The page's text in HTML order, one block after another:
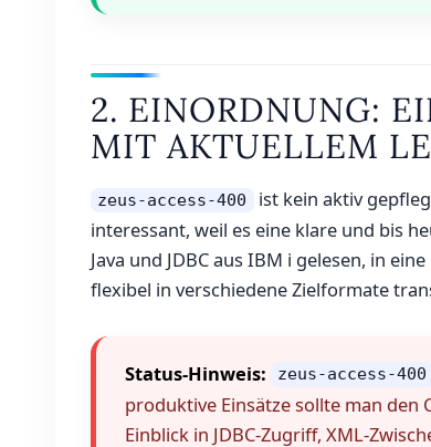
2. EINORDNUNG:
MIT AKTUELLEM
zeus-access-400
ist kein aktiv
interessant, weil es eine klare und bis
Java und JDBC aus IBM i gelesen, in
flexibel in verschiedene Zielformate
Status-Hinweis: zeus-access-400
produktive Einsätze sollte man
Einblick in JDBC-Zugriff, XML-